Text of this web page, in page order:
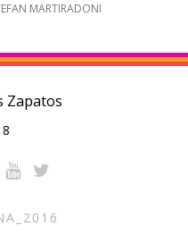
MARTIRADONI